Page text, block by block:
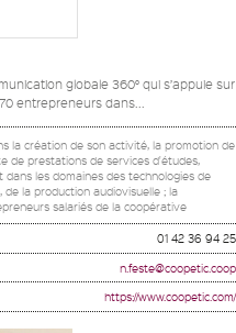
globale 360° qui s’appuie sur
entrepreneurs dans...
la création de son activité, la promotion de
de prestations de services d'études,
les domaines des technologies de
la production audiovisuelle ; la
salariés de la coopérative
01 42 36 94 25
n.feste@coopetic.coop
https://www.coopetic.com/